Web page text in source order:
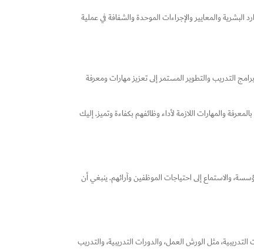
والمعايير والإجراءات الموحدة والشفافة في عملية
التدريب والتطوير المستمر إلى تعزيز مهارات ومعرفة
والمهارات اللازمة لأداء وظائفهم بكفاءة وتميز. إليك
والاستماع إلى احتياجات الموظفين وآرائهم. ينبغي أن
مثل الورش العمل، والدورات التدريبية، والتدريب